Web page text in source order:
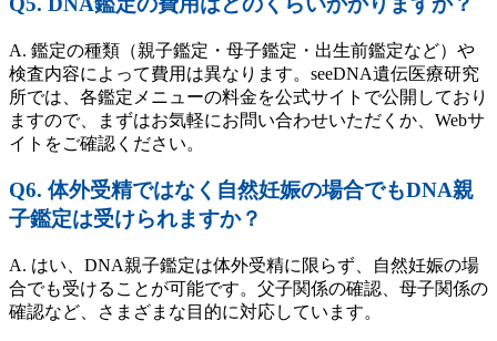
A. 鑑定の種類（親子鑑定・母子鑑定・出生前鑑定など）や
検査内容によって費用は異なります。seeDNA遺伝医療研究
所では、各鑑定メニューの料金を公式サイトで公開しており
ますので、まずはお気軽にお問い合わせいただくか、Webサ
イトをご確認ください。
Q6. 体外受精ではなく自然妊娠の場合でもDNA親
子鑑定は受けられますか？
A. はい、DNA親子鑑定は体外受精に限らず、自然妊娠の場
合でも受けることが可能です。父子関係の確認、母子関係の
確認など、さまざまな目的に対応しています。